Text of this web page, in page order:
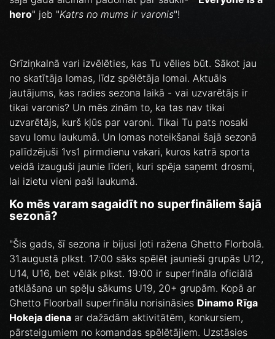
hero" jeb "Katrs no mums ir varonis"!
Grīziņkalnā vari izvēlēties, kas Tu vēlies būt. Sākot jau
no skatītāja lomas, līdz spēlētāja lomai. Aktuāls
jautājums, kas radies sezona laikā - vai uzvarētājs ir
tikai varonis? Un mēs zinām to, ka tas nav tikai
uzvarētājs, kurš kļūs par varoni. Tikai Tu pats nosaki
savu lomu laukumā. Un lomas noteikšanai šajā sezonā
palīdzējuši 1vs1 pirmdienu vakari, kuros katrā sporta
veidā izauguši jaunie līderi, kuri spēja saņemt drosmi,
lai izietu vieni paši laukumā.
Ko mēs varam sagaidīt no superfināliem šajā
sezonā?
"Šis gads, šī sezona ir bijusi ļoti ražena Ghetto Florbolā.
31.augustā plkst. 17:00 sāks spēlēt jaunieši grupās U12,
U14, U16, bet vēlāk plkst. 19:00 ir superfināla oficiālā
atklāšana un spēļu sākums U19, 20+ grupām. Kopā ar
Ghetto Floorball superfinālu norisināsies Dinamo Rīga
Hokeja diena ar dažādām aktivitātēm, konkursiem,
pārsteigumiem no komandas spēlētājiem. Uzstāsies